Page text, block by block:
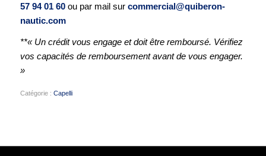
57 94 01 60ou par mail sur commercial@quiberon-
nautic.com
**« Un crédit vous engage et doit être remboursé. Vérifiez
vos capacités de remboursement avant de vous engager.
»
Catégorie : Capelli